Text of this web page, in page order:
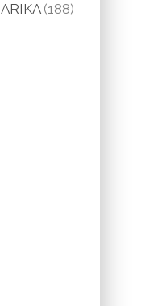
(188)